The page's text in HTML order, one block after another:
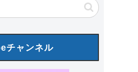
チャンネル